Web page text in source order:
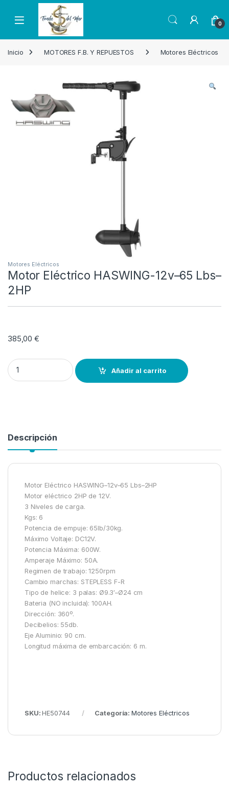
Skip to navigation
Skip to content
Open 0
Inicio MOTORES F.B. Y REPUESTOS Motores Eléctricos
Motores Eléctricos
Motor Eléctrico HASWING-12v–65 Lbs–
2HP
385,00€
Motor Eléctrico HASWING-12v–65 Lbs–2HP quantity
Añadir al carrito
Descripción
Motor Eléctrico HASWING–12v–65 Lbs–2HP
Motor eléctrico 2HP de 12V.
3 Niveles de carga.
Kgs: 6
Potencia de empuje: 65lb/30kg.
Máximo Voltaje: DC12V.
Potencia Máxima: 600W.
Amperaje Máximo: 50A.
Regimen de trabajo: 1250rpm
Cambio marchas: STEPLESS F-R
Tipo de helice: 3 palas: Ø9.3′–Ø24 cm
Bateria (NO incluida): 100AH.
Dirección: 360º.
Decibelios: 55db.
Eje Aluminio: 90 cm.
Longitud máxima de embarcación: 6 m.
SKU:HE50744 Categoría:Motores Eléctricos
Productos relacionados